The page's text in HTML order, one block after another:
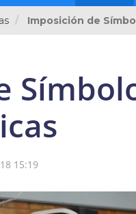
Imposición de
15:19